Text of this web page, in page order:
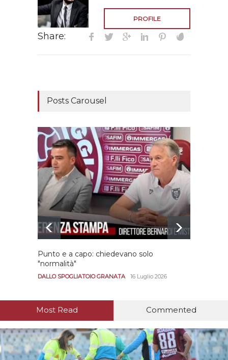
PROFILE
Share:
Posts Carousel
Punto e a capo: chiedevano solo
"normalità"
DALLO SPOGLIATOIO GRANATA 16 Luglio 2026
Most Read Commented